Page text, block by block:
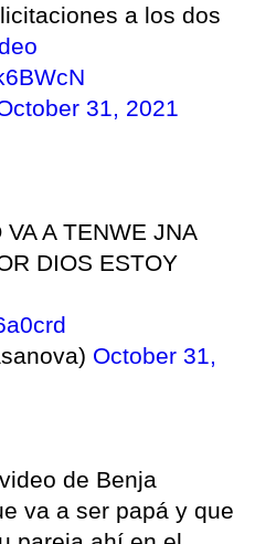
a los dos
31, 2021
A TENWE JNA
DIOS ESTOY
October 31,
de Benja
va a ser papá y que